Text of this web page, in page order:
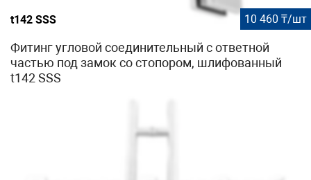
t142 SSS 10 460 ₸/шт
Фитинг угловой соединительный с ответной
частью под замок со стопором, шлифованный
t142 SSS